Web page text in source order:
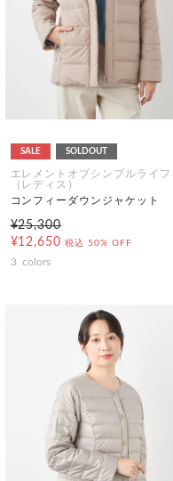
SALE SOLDOUT
エレメントオブシンプルライフ
（レディス）
コンフィーダウンジャケット
¥25,300
¥12,650 税込 50% OFF
3 colors